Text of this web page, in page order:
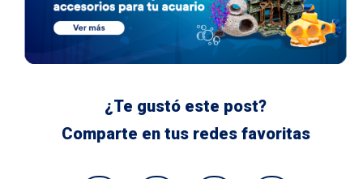
¿Te gustó este post?
Comparte en tus redes favoritas